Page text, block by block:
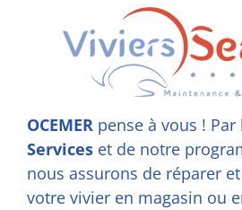
OCEMER pense à vous !
Services et de notre
nous assurons de réparer
votre vivier en magasin ou